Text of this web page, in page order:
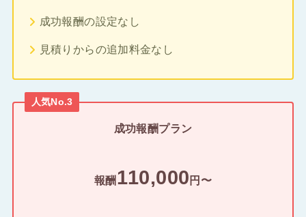
成功報酬の設定なし
見積りからの追加料金なし
人気No.3
成功報酬プラン
報酬 110,000 円〜